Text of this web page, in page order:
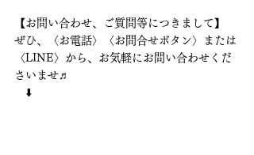
【お問い合わせ、ご質問等につきまして】
ぜひ、〈お電話〉〈お問合せボタン〉または
〈LINE〉から、お気軽にお問い合わせくだ
さいませ♬
⬇️